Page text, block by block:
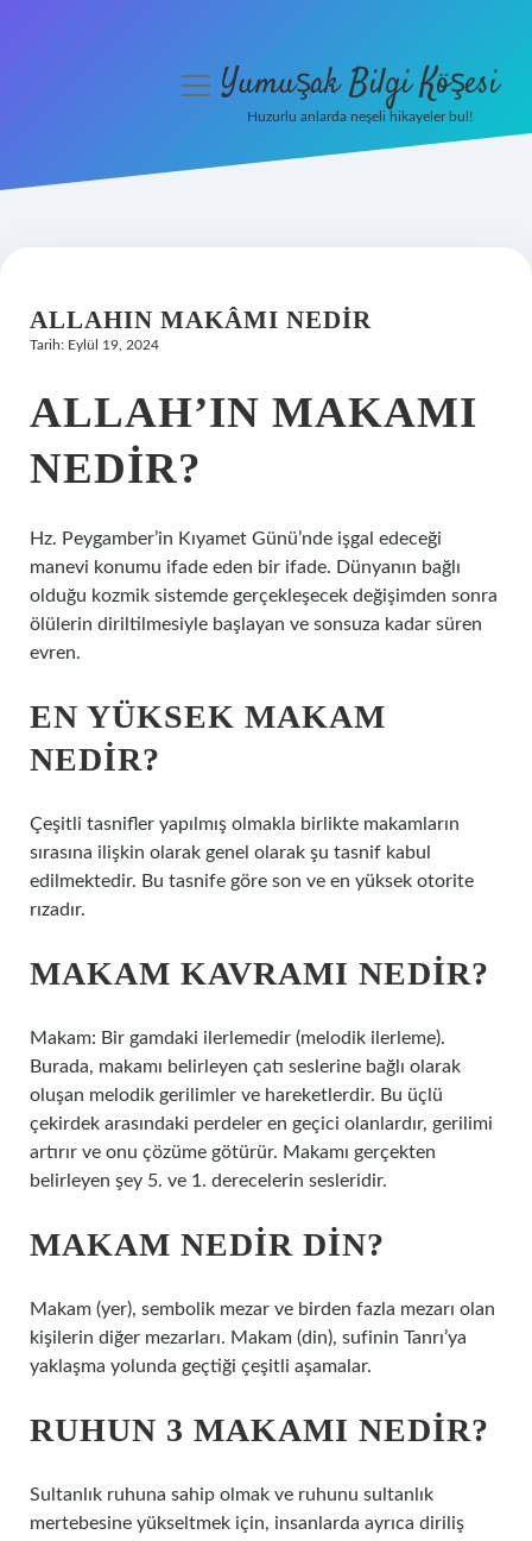
Hakkımızda
menüyüYumuşak Bilgi Köşesi
Huzurlu anlarda neşeli hikayeler bul!
ALLAHIN MAKÂMI NEDIR
Tarih: Eylül 19, 2024
ALLAH’IN MAKAMI
NEDIR?
Hz. Peygamber’in Kıyamet Günü’nde işgal edeceği
manevi konumu ifade eden bir ifade. Dünyanın bağlı
olduğu kozmik sistemde gerçekleşecek değişimden sonra
ölülerin diriltilmesiyle başlayan ve sonsuza kadar süren
evren.
EN YÜKSEK MAKAM
NEDIR?
Çeşitli tasnifler yapılmış olmakla birlikte makamların
sırasına ilişkin olarak genel olarak şu tasnif kabul
edilmektedir. Bu tasnife göre son ve en yüksek otorite
rızadır.
MAKAM KAVRAMI NEDIR?
Makam: Bir gamdaki ilerlemedir (melodik ilerleme).
Burada, makamı belirleyen çatı seslerine bağlı olarak
oluşan melodik gerilimler ve hareketlerdir. Bu üçlü
çekirdek arasındaki perdeler en geçici olanlardır, gerilimi
artırır ve onu çözüme götürür. Makamı gerçekten
belirleyen şey 5. ve 1. derecelerin sesleridir.
MAKAM NEDIR DIN?
Makam (yer), sembolik mezar ve birden fazla mezarı olan
kişilerin diğer mezarları. Makam (din), sufinin Tanrı’ya
yaklaşma yolunda geçtiği çeşitli aşamalar.
RUHUN 3 MAKAMI NEDIR?
Sultanlık ruhuna sahip olmak ve ruhunu sultanlık
mertebesine yükseltmek için, insanlarda ayrıca diriliş